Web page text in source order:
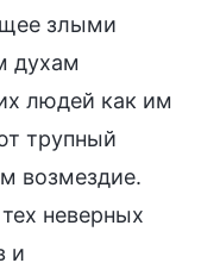
злыми
духам
людей как им
трупный
возмездие.
неверных
и